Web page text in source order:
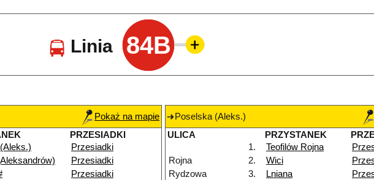
Linia 84B
Pokaż na mapie
PRZESIADKI
Przesiadki
Przesiadki
Przesiadki
Poselska (Aleks.)
ULICA
PRZYSTANEK
1.
Teofilów Rojna
Rojna
2. Wici
Rydzowa
3. Lniana